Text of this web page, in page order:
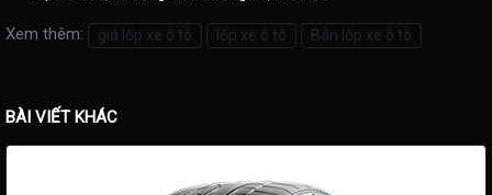
Xem thêm: giá lốp xe ô tô lốp xe ô tô Bán lốp xe ô tô
BÀI VIẾT KHÁC